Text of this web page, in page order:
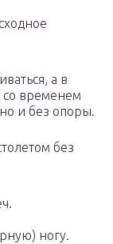
а в
со временем
и без опоры.
без
ногу.